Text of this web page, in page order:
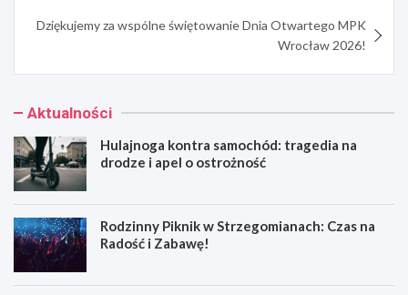
Dziękujemy za wspólne świętowanie Dnia Otwartego MPK
Wrocław 2026!
Aktualności
Hulajnoga kontra samochód: tragedia na
drodze i apel o ostrożność
Rodzinny Piknik w Strzegomianach: Czas na
Radość i Zabawę!